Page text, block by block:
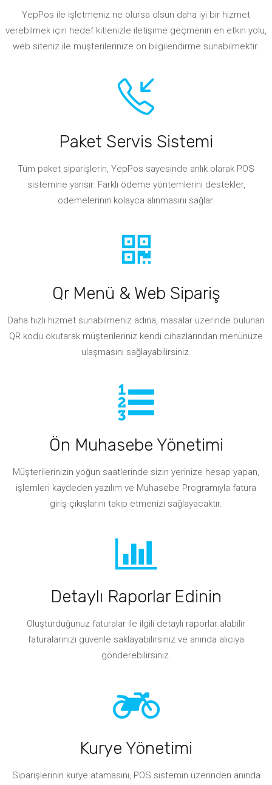
YepPos ile işletmeniz ne olursa olsun daha iyi bir hizmet
verebilmek için hedef kitlenizle iletişime geçmenin en etkin yolu,
web siteniz ile müşterilerinize ön bilgilendirme sunabilmektir.
Paket Servis Sistemi
Tüm paket siparişlerin, YepPos sayesinde anlık olarak POS
sistemine yansır. Farklı ödeme yöntemlerini destekler,
ödemelerinin kolayca alınmasını sağlar.
Qr Menü & Web Sipariş
Daha hızlı hizmet sunabilmeniz adına, masalar üzerinde bulunan
QR kodu okutarak müşterileriniz kendi cihazlarından menünüze
ulaşmasını sağlayabilirsiniz.
Ön Muhasebe Yönetimi
Müşterilerinizin yoğun saatlerinde sizin yerinize hesap yapan,
işlemleri kaydeden yazılım ve Muhasebe Programıyla fatura
giriş-çıkışlarını takip etmenizi sağlayacaktır.
Detaylı Raporlar Edinin
Oluşturduğunuz faturalar ile ilgili detaylı raporlar alabilir
faturalarınızı güvenle saklayabilirsiniz ve anında alıcıya
gönderebilirsiniz.
Kurye Yönetimi
Siparişlerinin kurye atamasını, POS sistemin üzerinden anında